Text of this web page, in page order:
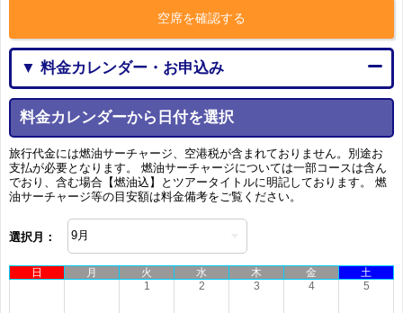
空席を確認する
▼ 料金カレンダー・お申込み
料金カレンダーから日付を選択
旅行代金には燃油サーチャージ、空港税が含まれておりません。別途お
支払が必要となります。 燃油サーチャージについては一部コースは含ん
でおり、含む場合【燃油込】とツアータイトルに明記しております。 燃
油サーチャージ等の目安額は料金備考をご覧ください。
選択月：
日 月 火 水 木 金
土
1
2 3 4 5